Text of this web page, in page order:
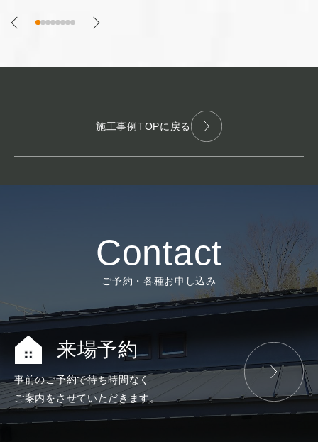
施工事例TOPに戻る
Contact
ご予約・各種お申し込み
来場予約
事前のご予約で待ち時間なく
ご案内をさせていただきます。